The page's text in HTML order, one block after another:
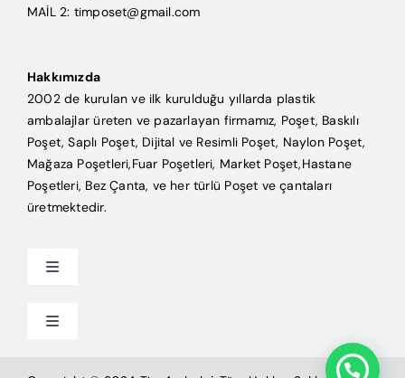
MAİL 2: timposet@gmail.com
Hakkımızda
2002 de kurulan ve ilk kurulduğu yıllarda plastik
ambalajlar üreten ve pazarlayan firmamız, Poşet, Baskılı
Poşet, Saplı Poşet, Dijital ve Resimli Poşet, Naylon Poşet,
Mağaza Poşetleri,Fuar Poşetleri, Market Poşet,Hastane
Poşetleri, Bez Çanta, ve her türlü Poşet ve çantaları
üretmektedir.
Toggle
Anasayfa
Tim Ambalaj
Toggle